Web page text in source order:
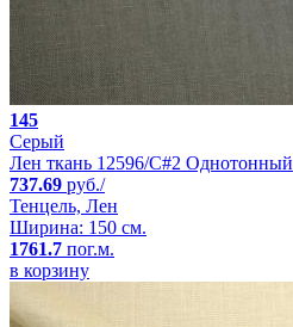
145
Серый
Лен ткань 12596/C#2 Однотонный
737.69 руб./
Тенцель, Лен
Ширина: 150 см.
1761.7 пог.м.
в корзину